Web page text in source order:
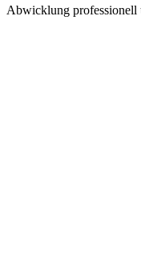
Abwicklung professionell